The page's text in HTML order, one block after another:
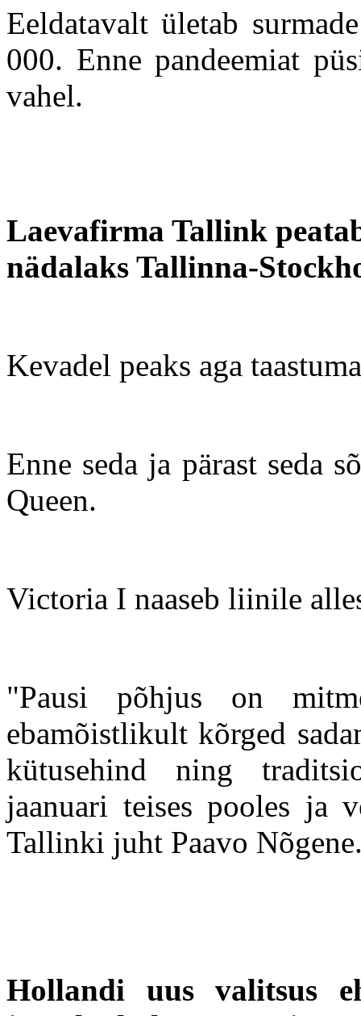
Eeldatavalt ületab
000. Enne pandeemiat
vahel.
Laevafirma Tallink
nädalaks Tallinna-
Kevadel peaks aga
Enne seda ja pärast seda
Queen.
Victoria I naaseb liinile
"Pausi põhjus on
ebamõistlikult kõrged
kütusehind ning
jaanuari teises pooles ja
Tallinki juht Paavo
Hollandi uus valitsus